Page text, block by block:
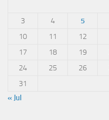
3
4 5
10
11 12
17
18 19
24
25 26
31
« Jul